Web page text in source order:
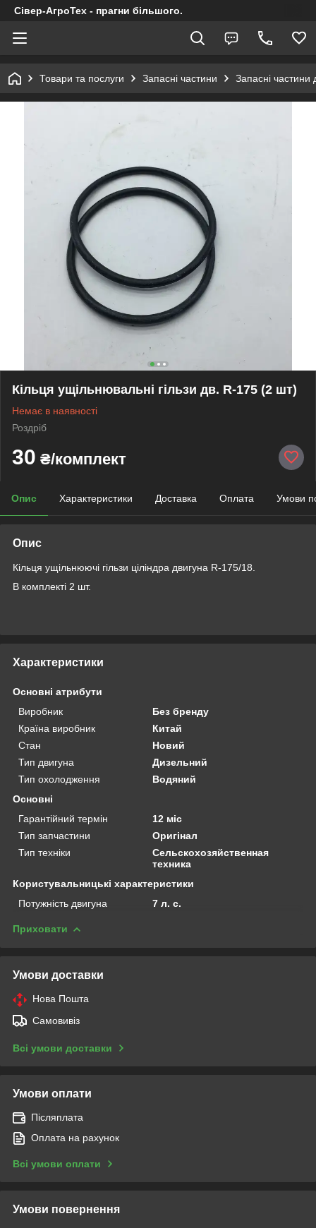
Сівер-АгроТех - прагни більшого.
Товари та послуги Запасні частини Запасні частини
Кільця ущільнювальні гільзи дв. R-175 (2 шт)
Немає в наявності
Роздріб
30 ₴/комплект
Опис Характеристики Доставка Оплата Умови
Опис
Кільця ущільнюючі гільзи ціліндра двигуна R-175/18.
В комплекті 2 шт.
Характеристики
Основні атрибути
Виробник
Без бренду
Країна виробник
Китай
Стан
Новий
Тип двигуна
Дизельний
Тип охолодження
Водяний
Основні
Гарантійний термін
12 міс
Тип запчастини
Оригінал
Тип техніки
Сельскохозяйственная
техника
Користувальницькі характеристики
Потужність двигуна
7 л. с.
Приховати
Умови доставки
Нова Пошта
Самовивіз
Всі умови доставки
Умови оплати
Післяплата
Оплата на рахунок
Всі умови оплати
Умови повернення